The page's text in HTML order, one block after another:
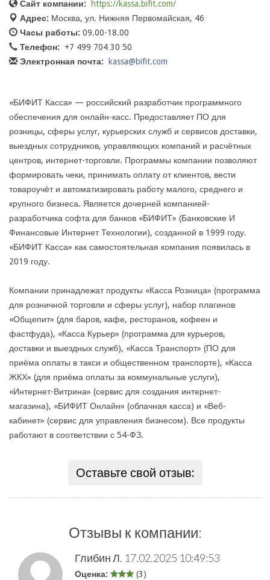
Сайт компании:
https://kassa.bifit.com/
Адрес: Москва, ул. Нижняя Первомайская, 46
Часы работы: 09.00-18.00
Телефон:
+7 499 704 30 50
Электронная почта:
kassa@bifit.com
«БИФИТ Касса» — российский разработчик программного
обеспечения для онлайн-касс. Предоставляет ПО для
розницы, сферы услуг, курьерских служб и сервисов доставки,
выездных сотрудников, управляющих компаний и расчётных
центров, интернет-торговли. Программы компании позволяют
формировать чеки, принимать оплату от клиентов, вести
товароучёт и автоматизировать работу малого, среднего и
крупного бизнеса. Является дочерней компанией-
разработчика софта для банков «БИФИТ» (Банковские И
Финансовые Интернет Технологии), созданной в 1999 году.
«БИФИТ Касса» как самостоятельная компания появилась в
2019 году.
Компании принадлежат продукты «Касса Розница» (программа
для розничной торговли и сферы услуг), набор плагинов
«Общепит» (для баров, кафе, ресторанов, кофеен и
фастфуда), «Касса Курьер» (программа для курьеров,
доставки и выездных служб), «Касса Транспорт» (ПО для
приёма оплаты в такси и общественном транспорте), «Касса
ЖКХ» (для приёма оплаты за коммунальные услуги),
«Интернет-Витрина» (сервис для создания интернет-
магазина), «БИФИТ Онлайн» (облачная касса) и «Веб-
кабинет» (сервис для управления бизнесом). Все продукты
работают в соответствии с 54-ФЗ.
Оставьте свой отзыв:
Отзывы к компании:
Глибин Л. 17.02.2025 10:49:53
Оценка: (3)